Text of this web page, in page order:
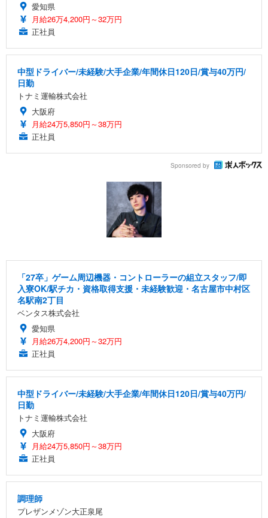
愛知県
月給26万4,200円～32万円
正社員
中型ドライバー/未経験/大手企業/年間休日120日/賞与40万円/
日勤
トナミ運輸株式会社
大阪府
月給24万5,850円～38万円
正社員
Sponsored by
「27卒」ゲーム周辺機器・コントローラーの組立スタッフ/即
入寮OK/駅チカ・資格取得支援・未経験歓迎・名古屋市中村区
名駅南2丁目
ベンタス株式会社
愛知県
月給26万4,200円～32万円
正社員
中型ドライバー/未経験/大手企業/年間休日120日/賞与40万円/
日勤
トナミ運輸株式会社
大阪府
月給24万5,850円～38万円
正社員
調理師
プレザンメゾン大正泉尾